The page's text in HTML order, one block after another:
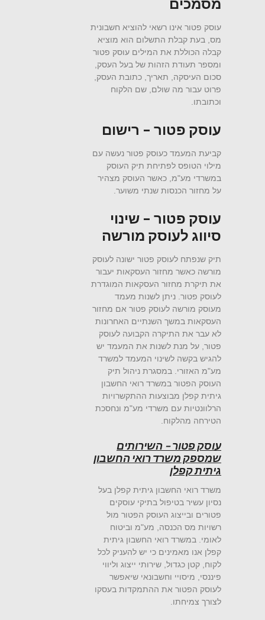
עוסק פטור אינו רשאי להוציא חשבונית
מס, בעת קבלת התשלום הוא מוציא
קבלה הכוללת את המילים עוסק פטור
ומספר תעודת הזהות של בעל העסק,
סכום העיסקה, תאריך, כתובת העסק,
פרוט עבור מה שולם, שם הלקוח
וכתובתו.
עוסק פטור – רישום
קביעת המעמד כעוסק פטור נעשה עם
מילוי הטופס לפתיחת תיק העוסק
במשרדי מע"מ, כאשר העוסק מצהיר
על מחזור הכנסות שנתי משוער.
עוסק פטור – שינוי
סיווג לעוסק מורשה
תיק שנפתח לעוסק פטור ישונה לעוסק
מורשה כאשר מחזור העסקאות יעבור
את תיקרת מחזור העסקאות המוגדרת
לעוסק פטור. ניתן לשנות מעמד
מעוסק מורשה לעוסק פטור אם מחזור
העסקאות במשך השנתיים האחרונות
לא עבר את התיקרה הקבועה לעוסק
פטור, על מנת לשנות את המעמד יש
להגיש בקשה לשינוי המעמד למשרד
מע"מ האזורי. במסגרת ניהול תיק
העוסק הפטור במשרד רואי החשבון
גיתית קפלן מבוצעות ההתקשרויות
הרלוונטיות עם משרדי מע"מ ונחסכת
הטירחה מהלקוח.
עוסק פטור – השירותים
שמספק משרד רואי החשבון
גיתית קפלן
משרד רואי החשבון גיתית קפלן בעל
נסיון עשיר בטיפול בתיקי עוסקים
פטורים ובייצוג העוסק הפטור מול
רשויות מס הכנסה, מע"מ וביטוח
לאומי. במשרד רואי החשבון גיתית
קפלן אנו מאמינים כי יש להעניק לכל
לקוח, קטן כגדול, שירותי ייצוג וליווי
פיננסי, מיסויי וחשבונאי שיאפשר
לעוסק הפטור את ההתמקדות בעסקו
לצורך צמיחתו.